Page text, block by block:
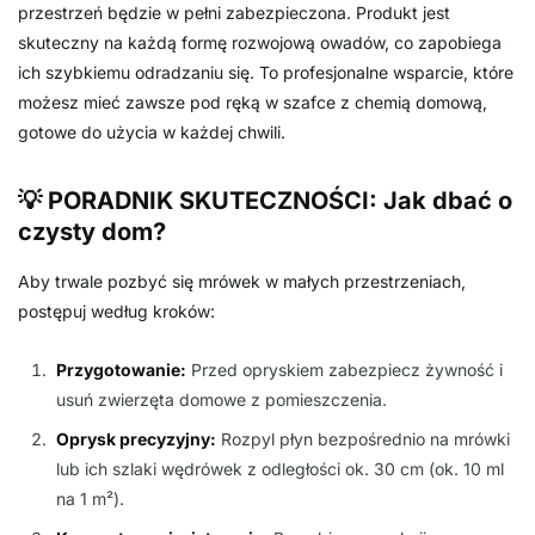
przestrzeń będzie w pełni zabezpieczona. Produkt jest
skuteczny na każdą formę rozwojową owadów, co zapobiega
ich szybkiemu odradzaniu się. To profesjonalne wsparcie, które
możesz mieć zawsze pod ręką w szafce z chemią domową,
gotowe do użycia w każdej chwili.
💡 PORADNIK SKUTECZNOŚCI: Jak dbać o
czysty dom?
Aby trwale pozbyć się mrówek w małych przestrzeniach,
postępuj według kroków:
Przygotowanie: Przed opryskiem zabezpiecz żywność i
usuń zwierzęta domowe z pomieszczenia.
Oprysk precyzyjny: Rozpyl płyn bezpośrednio na mrówki
lub ich szlaki wędrówek z odległości ok. 30 cm (ok. 10 ml
na 1 m²).